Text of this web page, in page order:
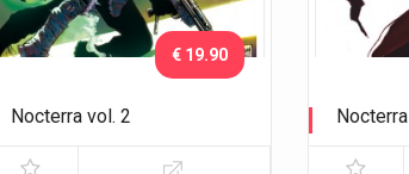
Nocterra vol. 2
€ 19.90